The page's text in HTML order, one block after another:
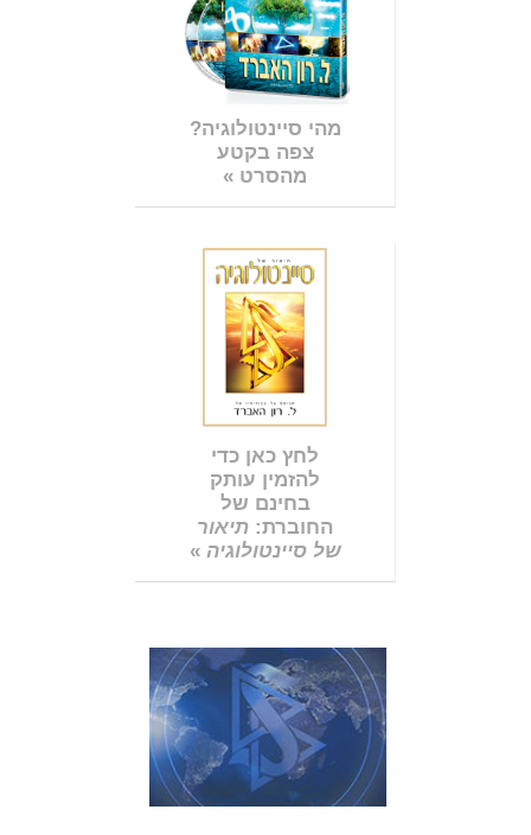
מהי סיינטולוגיה?
צפה בקטע
מהסרט »
לחץ כאן כדי
להזמין עותק
בחינם של
החוברת: תיאור
של סיינטולוגיה »